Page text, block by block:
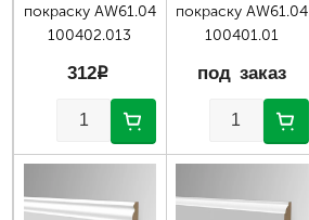
покраску AW61.04
100402.013
312p
покраску AW61.04
100401.01
под заказ